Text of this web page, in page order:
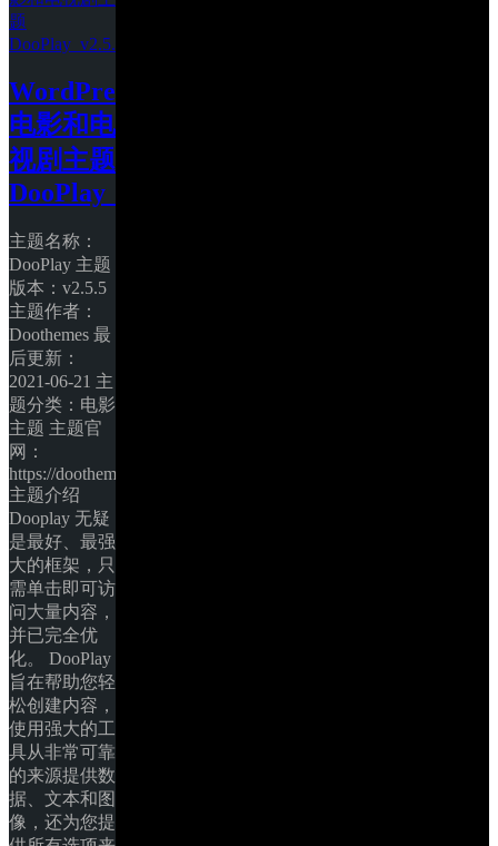
WordPress
电影和电
视剧主题
DooPlay_v2.5.5
主题名称：
DooPlay 主题
版本：v2.5.5
主题作者：
Doothemes 最
后更新：
2021-06-21 主
题分类：电影
主题 主题官
网：
https://doothemes.com/
主题介绍
Dooplay 无疑
是最好、最强
大的框架，只
需单击即可访
问大量内容，
并已完全优
化。 DooPlay
旨在帮助您轻
松创建内容，
使用强大的工
具从非常可靠
的来源提供数
据、文本和图
像，还为您提